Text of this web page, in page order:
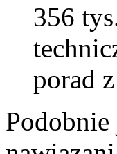
356
porad